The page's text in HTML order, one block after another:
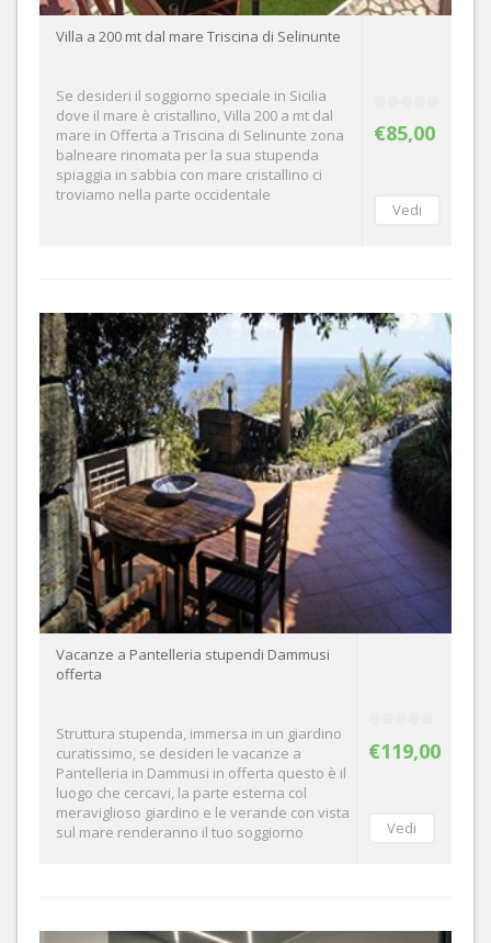
€85,00
Villa a 200 mt dal mare Triscina di Selinunte
Se desideri il soggiorno speciale in Sicilia
dove il mare è cristallino, Villa 200 a mt dal
mare in Offerta a Triscina di Selinunte zona
balneare rinomata per la sua stupenda
spiaggia in sabbia con mare cristallino ci
troviamo nella parte occidentale
€119,00
Vacanze a Pantelleria stupendi Dammusi
offerta
Struttura stupenda, immersa in un giardino
curatissimo, se desideri le vacanze a
Pantelleria in Dammusi in offerta questo è il
luogo che cercavi, la parte esterna col
meraviglioso giardino e le verande con vista
sul mare renderanno il tuo soggiorno